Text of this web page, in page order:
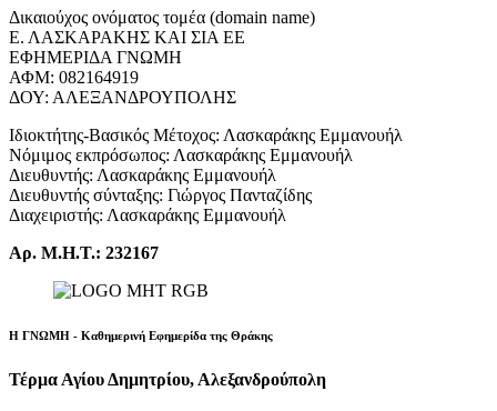
Δικαιούχος ονόματος τομέα (domain name)
Ε. ΛΑΣΚΑΡΑΚΗΣ ΚΑΙ ΣΙΑ ΕΕ
ΕΦΗΜΕΡΙΔΑ ΓΝΩΜΗ
ΑΦΜ: 082164919
ΔΟΥ: ΑΛΕΞΑΝΔΡΟΥΠΟΛΗΣ
Ιδιοκτήτης-Βασικός Μέτοχος: Λασκαράκης Εμμανουήλ
Νόμιμος εκπρόσωπος: Λασκαράκης Εμμανουήλ
Διευθυντής: Λασκαράκης Εμμανουήλ
Διευθυντής σύνταξης: Γιώργος Πανταζίδης
Διαχειριστής: Λασκαράκης Εμμανουήλ
Αρ. Μ.Η.Τ.: 232167
Η ΓΝΩΜΗ - Καθημερινή Εφημερίδα της Θράκης
Τέρμα Αγίου Δημητρίου, Αλεξανδρούπολη